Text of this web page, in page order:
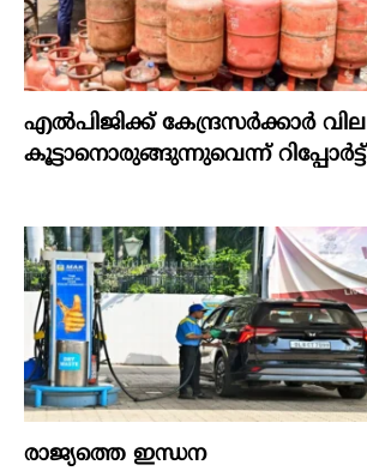
എല്‍പിജിക്ക് കേന്ദ്രസർക്കാർ വില
കൂട്ടാനൊരുങ്ങുന്നുവെന്ന് റിപ്പോർട്ട്
രാജ്യത്തെ ഇന്ധന